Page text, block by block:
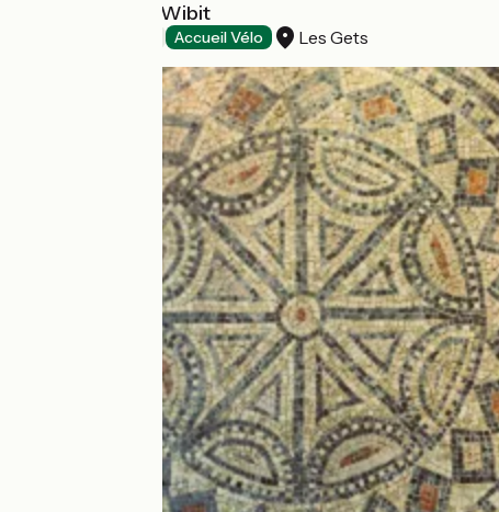
Parc aquatique Wibit
Accueil Vélo Les Gets